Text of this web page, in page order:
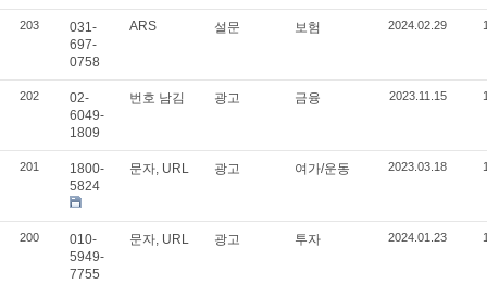
203
031-
697-
0758
ARS 설문 보험 2024.02.29
202
02-
6049-
1809
번호 남김 광고 금융 2023.11.15
201
1800-
5824
문자, URL 광고 여가/운동 2023.03.18
200
010-
5949-
7755
문자, URL 광고 투자 2024.01.23